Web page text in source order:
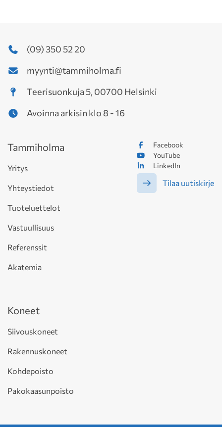
(09) 350 52 20
myynti@tammiholma.fi
Teerisuonkuja 5, 00700 Helsinki
Avoinna arkisin klo 8 - 16
Facebook
YouTube
LinkedIn
Tilaa uutiskirje
Tammiholma
Yritys
Yhteystiedot
Tuoteluettelot
Vastuullisuus
Referenssit
Akatemia
Koneet
Siivouskoneet
Rakennuskoneet
Kohdepoisto
Pakokaasunpoisto